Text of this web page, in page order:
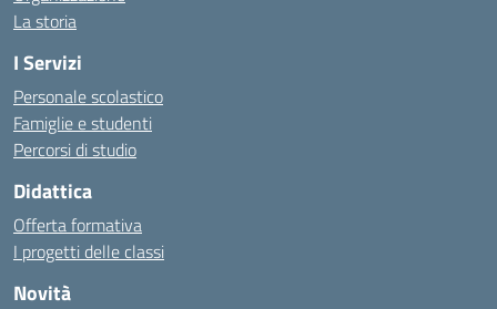
La storia
I Servizi
Personale scolastico
Famiglie e studenti
Percorsi di studio
Didattica
Offerta formativa
I progetti delle classi
Novità